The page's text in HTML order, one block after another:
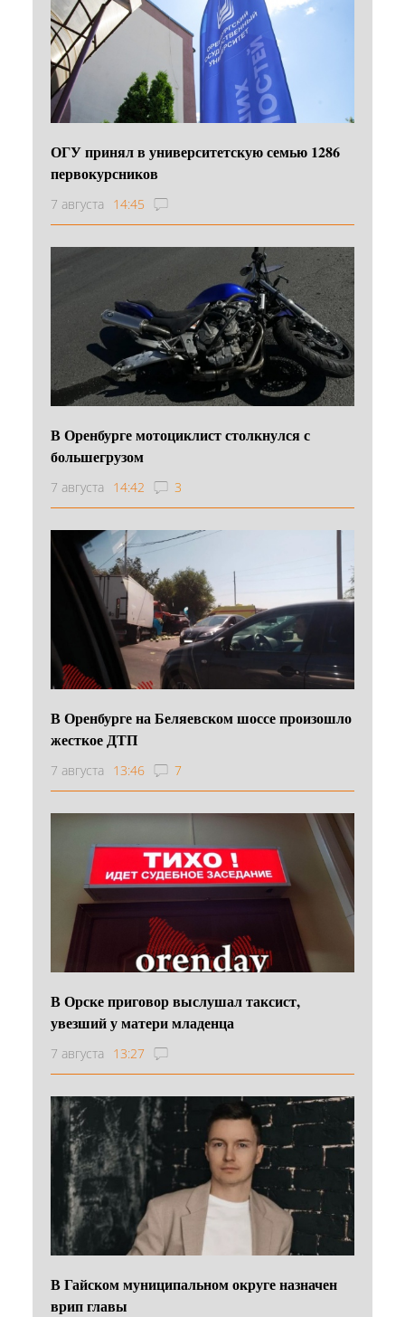
ОГУ принял в университетскую семью 1286
первокурсников
7 августа 14:45
В Оренбурге мотоциклист столкнулся с
большегрузом
7 августа 14:42 3
В Оренбурге на Беляевском шоссе произошло
жесткое ДТП
7 августа 13:46 7
В Орске приговор выслушал таксист,
увезший у матери младенца
7 августа 13:27
В Гайском муниципальном округе назначен
врип главы